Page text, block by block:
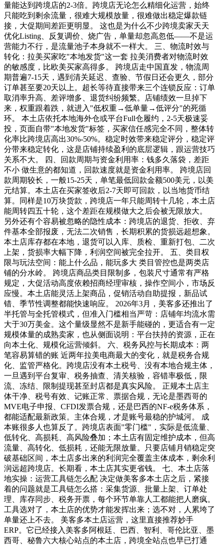
量能达到跨境店的2-3倍。跨境店无论怎么精细化运营，始终
只能吃到剩余流量，很难大规模放量，很难做出稳定爆款链
接，大促期间差距更明显。 这也是为什么不少跨境卖家天天
优化Listing、反复调价、烧广告，单量却忽高忽低——不是运
营能力不行，是流量池子本身就不一样大。 三、物流时效与
转化：拉美买家吃"本地发货"这一套 拉美消费者对物流时效
的敏感度，比欧美买家高得多。 跨境店走中国直发，物流周
期普遍7-15天，遇到清关延迟、查验、节假日还会更久，部分
订单甚至要20天以上。超长等待直接带来三个连锁反应：订单
取消率升高、差评增多、退货纠纷频繁。店铺绩效一旦掉下
来，权重跟着跌，就进入"低权重→低单量→低评分"的死循
环。 本土店依托本地海外仓或平台Full仓履约，2-5天极速妥
投，页面自带"本地发货"标签，买家信任感完全不同，整体转
化率比跨境店高出30%-50%。稳定时效带来稳定评分，稳定评
分带来稳定转化，这是店铺持续盈利的底层逻辑，跟运营技巧
关系不大。 四、回款周期与资金利用率：钱多久落袋，差距
不小 做生意的都知道，回款速度就是资金利用率。 跨境店回
款周期较长，一般15-25天，单笔最低回款金额500美元，以美
元结算。本土店在买家签收后2-7天即可回款，以当地货币结
算。同样是10万块货款，跨境店一年只能周转十几轮，本土店
能周转四五十轮，这个差距在规模做大之后会被无限放大。
另外还有个容易被忽略的隐性成本：跨境店的退货、拒收、弃
件基本全部报废，无法二次销售，长期积累的货损远超想象。
本土店库存都在本地，退货可以入库、质检、重新打包、二次
上架，货损率大幅下降，利润空间被完全拉开。 五、类目权
限与玩法空间：能上什么品，能玩多大 类目管控也是两类店
铺的分水岭。 跨境店商品类目限制多，包装尺寸通常有严格
规定，大促活动高度依赖招商经理审核，操作空间小，市场反
应慢。本土店能灵活上架商品，促销活动自助提报，新品试
错、季节性调整都能快速响应。 2026年3月，美客多还推出了
半托管与全托管模式，但准入门槛相当严苛：店铺年均流水需
大于30万美金。这个量级显然不是新手能碰的，更适合有一定
规模体量的成熟卖家，也从侧面说明：平台扶持的资源，正在
向本土化、规模化运营倾斜。 六、税务风控与长期成本：两
笔容易算错的账 近两年拉美电商最大的变化，就是税务合规
化、监管严格化。跨境店没有本土税号、没有本地合规主体，
一旦遇到平台复审、税务抽查、清关核验，容错率极低，限
流、冻结、限制提现甚至封店都是真实风险。 正规本土店主
体干净、税号有效、记账正常、票据合规，无论是墨西哥的
MVE电子申报、CFDI发票合规，还是巴西的NF-e税务体系，
都能适配最新政策。主体合规，才是账号最稳的护城河。 成
本账很多人也算反了。跨境店表面"零门槛"，实际是低流量、
低转化、高损耗、高风险叠加；本土店有固定维护成本，但高
流量、高转化、低损耗，还能无限放量。只要店铺月销稳定突
破基础区间，本土店多出来的利润完全覆盖主体成本，剩余利
润远超跨境店。长期看，本土店其实更省钱。 七、本土店落
地实操：运营工具链怎么配 决定做美客多本土店之后，紧接
着的问题就是工具链怎么搭：采集货源、批量上架、订单处
理、库存同步、税务开票，每个环节单靠人工都能把人磨疯。
工具选对了，本土店的优势才能发挥出来；选不对，人累垮了
单量还上不去。 美客多本土店运营，这里直接推荐妙手
ERP。它已经接入美客多阿根廷、巴西、智利、哥伦比亚、墨
西哥、秘鲁六大核心站点的本土店，跨境全站点也早已打通